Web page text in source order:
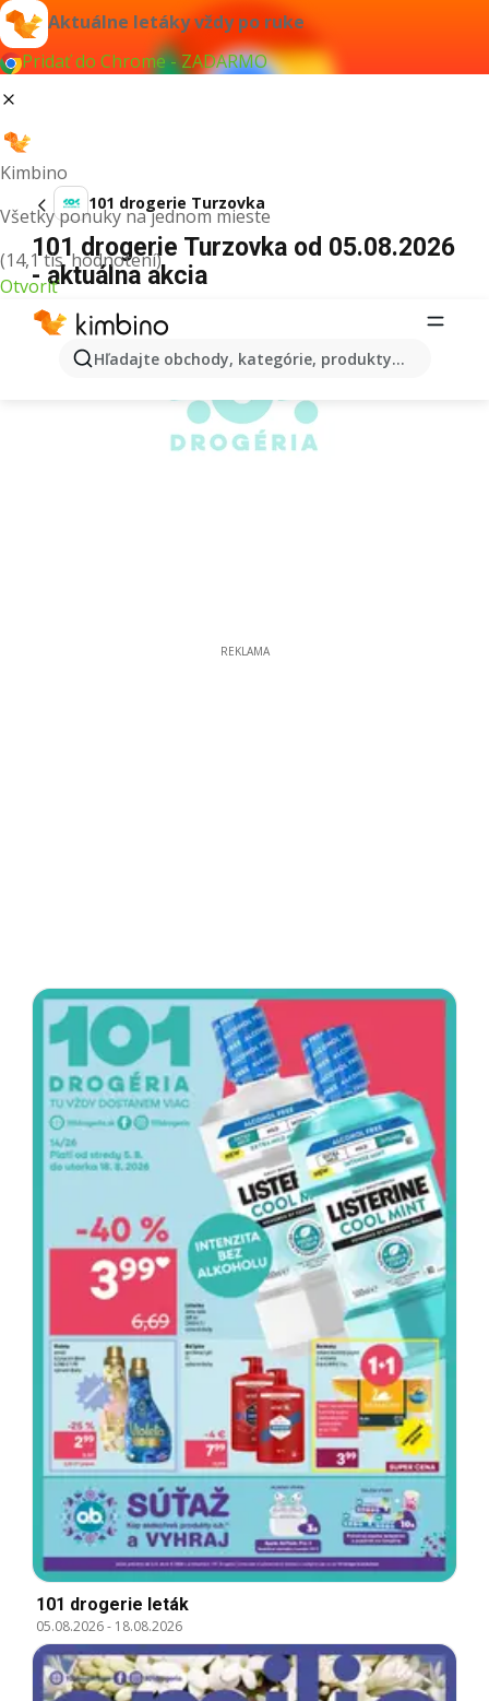
Aktuálne letáky vždy po ruke
Pridať do Chrome - ZADARMO
Kimbino
Všetky ponuky na jednom mieste
(14,1 tis. hodnotení)
Otvoriť
Hľadajte obchody, kategórie, produkty...
101 drogerie Turzovka
101 drogerie Turzovka od 05.08.2026
- aktuálna akcia
REKLAMA
101 drogerie leták
05.08.2026- 18.08.2026